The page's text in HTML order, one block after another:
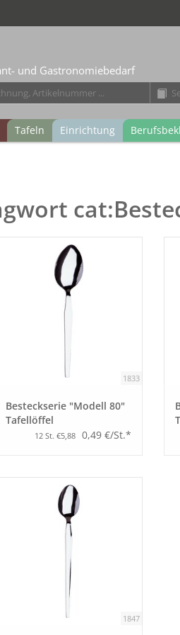
und Gastronomiebedarf
Tafeln Einrichtung
1833
Besteckserie "Modell 80"
Tafellöffel
12 St. €5,88 0,49 €/St.*
1847